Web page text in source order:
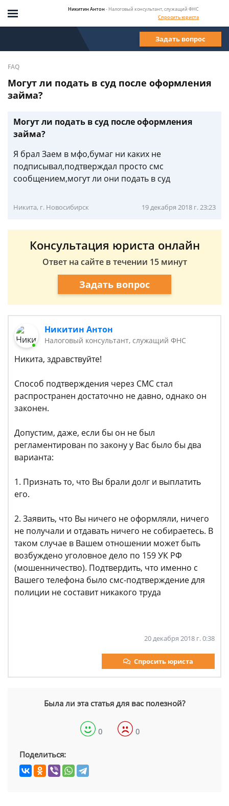
Никитин Антон - Налоговый консультант, служащий ФНС
Спросить юриста
Задать вопрос
FAQ
Могут ли подать в суд после оформления
займа?
Могут ли подать в суд после оформления
займа?
Я брал Заем в мфо,бумаг ни каких не
подписывал,подтверждал просто смс
сообщением,могут ли они подать в суд
Никита, г. Новосибирск 19 декабря 2018 г. 23:23
Консультация юриста онлайн
Ответ на сайте в течении 15 минут
Задать вопрос
Никитин Антон
Налоговый консультант, служащий ФНС
Никита, здравствуйте!
Способ подтверждения через СМС стал
распространен достаточно не давно, однако он
законен.
Допустим, даже, если бы он не был
регламентирован по закону у Вас было бы два
варианта:
1. Признать то, что Вы брали долг и выплатить
его.
2. Заявить, что Вы ничего не оформляли, ничего
не получали и отдавать ничего не собираетесь. В
таком случае в Вашем отношении может быть
возбуждено уголовное дело по 159 УК РФ
(мошенничество). Подтвердить, что именно с
Вашего телефона было смс-подтверждение для
полиции не составит никакого труда
20 декабря 2018 г. 0:38
Спросить юриста
Была ли эта статья для вас полезной?
0 0
Поделиться: